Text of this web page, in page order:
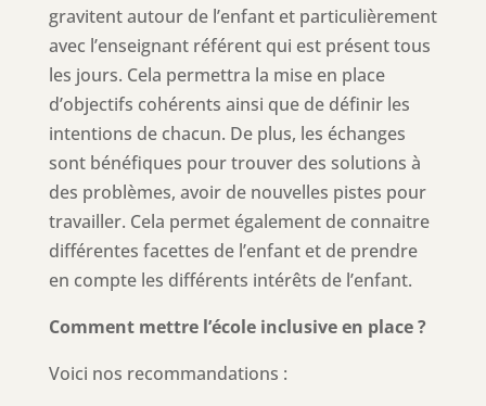
gravitent autour de l’enfant et particulièrement
avec l’enseignant référent qui est présent tous
les jours. Cela permettra la mise en place
d’objectifs cohérents ainsi que de définir les
intentions de chacun. De plus, les échanges
sont bénéfiques pour trouver des solutions à
des problèmes, avoir de nouvelles pistes pour
travailler. Cela permet également de connaitre
différentes facettes de l’enfant et de prendre
en compte les différents intérêts de l’enfant.
Comment mettre l’école inclusive en place ?
Voici nos recommandations :